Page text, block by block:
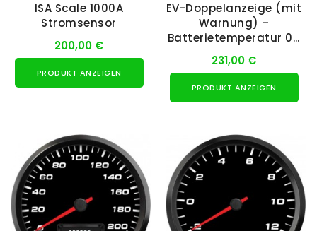
ISA Scale 1000A
Stromsensor
200,00 €
PRODUKT ANZEIGEN
EV-Doppelanzeige (mit
Warnung) –
Batterietemperatur 0–
50 °C /
Motortemperatur...
231,00 €
PRODUKT ANZEIGEN